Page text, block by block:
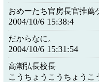
おめーたち官房長官推薦
2004/10/6 15:38:4
だからなに。
2004/10/6 15:31:54
高潮弘長校長
こうちょうこうちょうこ